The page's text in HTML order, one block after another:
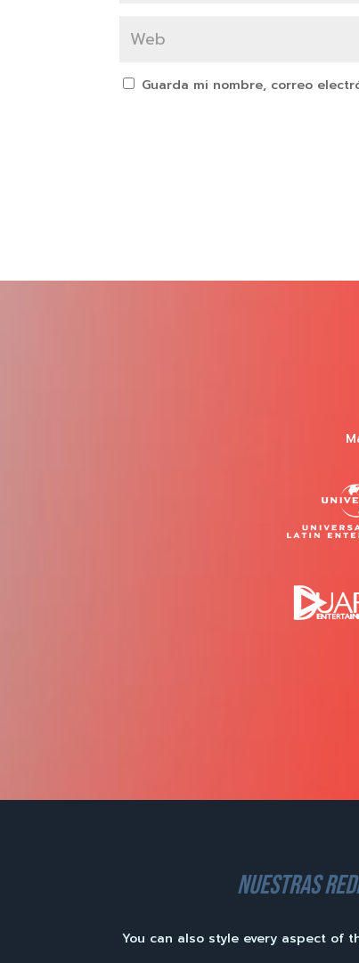
Guarda mi nombre, correo
nuestras
You can also style every aspect of